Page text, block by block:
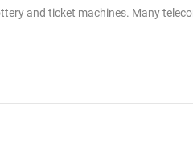
and ticket machines. Many